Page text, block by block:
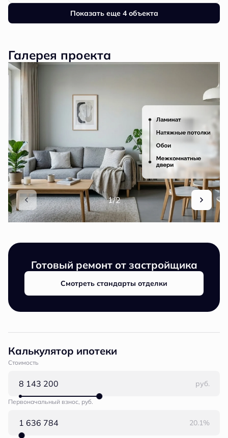
Показать еще 4 объектa
Галерея проекта
1/2
Готовый ремонт от застройщика
Смотреть стандарты отделки
Калькулятор ипотеки
Стоимость
руб.
Первоначальный взнос, руб.
20.1%